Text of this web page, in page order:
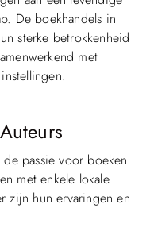
De boekhandels in
sterke betrokkenheid
met
passie voor boeken
met enkele lokale
zijn hun ervaringen en